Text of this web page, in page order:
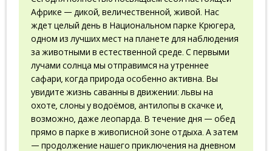
Африке — дикой, величественной, живой. Нас
ждет целый день в Национальном парке Крюгера,
одном из лучших мест на планете для наблюдения
за животными в естественной среде. С первыми
лучами солнца мы отправимся на утреннее
сафари, когда природа особенно активна. Вы
увидите жизнь саванны в движении: львы на
охоте, слоны у водоёмов, антилопы в скачке и,
возможно, даже леопарда. В течение дня — обед
прямо в парке в живописной зоне отдыха. А затем
— продолжение нашего приключения на дневном